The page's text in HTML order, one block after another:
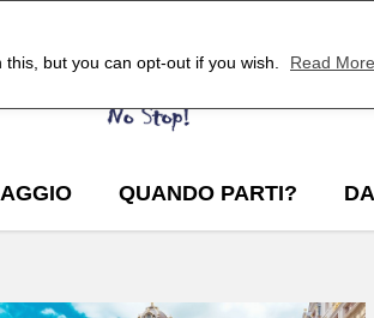
but you can opt-out if you wish. Read More
QUANDO PARTI?